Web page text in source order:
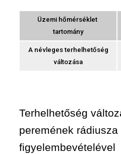
Üzemi hőmérséklet
tartomány
A névleges terhelhetőség
változása
Terhelhetőség
peremének rádiusza
figyelembevételével